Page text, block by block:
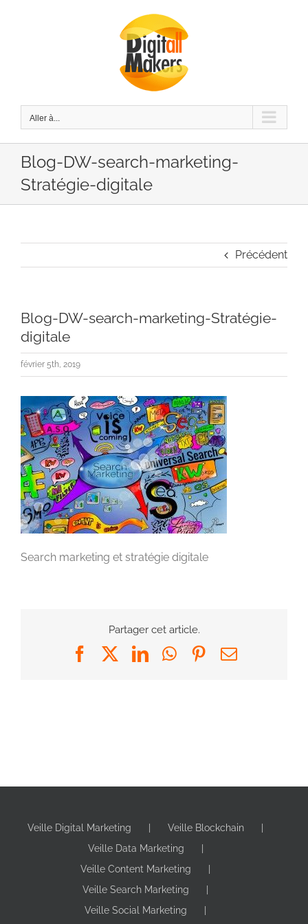
Aller à...
Blog-DW-search-marketing-
Stratégie-digitale
Précédent
Blog-DW-search-marketing-Stratégie-
digitale
février 5th, 2019
Search marketing et stratégie digitale
Partager cet article.
FacebookLinkedInWhatsApp
Pinterest
Email
Veille Digital Marketing
Veille Blockchain
Veille Data Marketing
Veille Content Marketing
Veille Search Marketing
Veille Social Marketing